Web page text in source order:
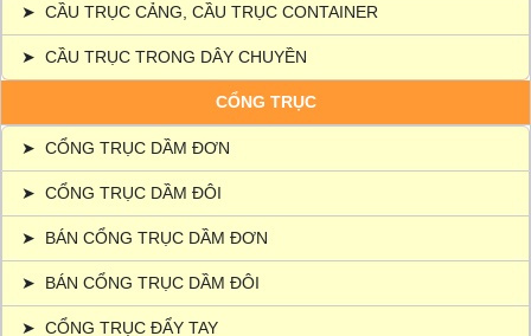
➤ CẦU TRỤC CẢNG, CẦU TRỤC CONTAINER
➤ CẦU TRỤC TRONG DÂY CHUYỀN
CỔNG TRỤC
➤ CỔNG TRỤC DẦM ĐƠN
➤ CỔNG TRỤC DẦM ĐÔI
➤ BÁN CỔNG TRỤC DẦM ĐƠN
➤ BÁN CỔNG TRỤC DẦM ĐÔI
➤ CỔNG TRỤC ĐẨY TAY